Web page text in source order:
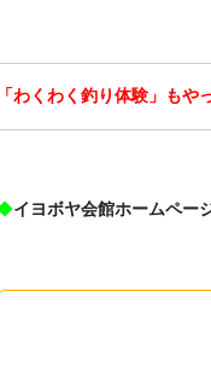
「わくわく釣り体験」もや
イヨボヤ会館ホームペー